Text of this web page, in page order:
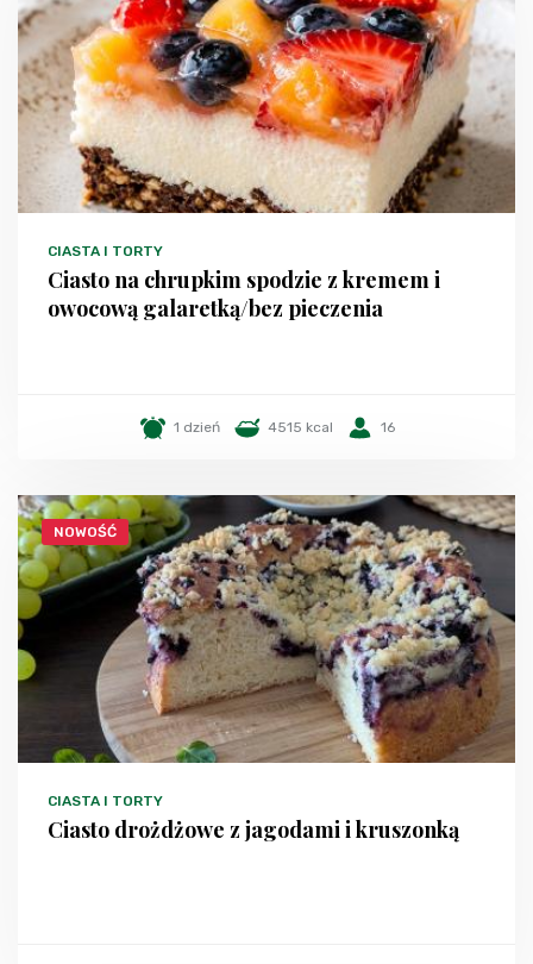
CIASTA I TORTY
Ciasto na chrupkim spodzie z kremem i
owocową galaretką/bez pieczenia
1 dzień 4515 kcal 16
NOWOŚĆ
CIASTA I TORTY
Ciasto drożdżowe z jagodami i kruszonką